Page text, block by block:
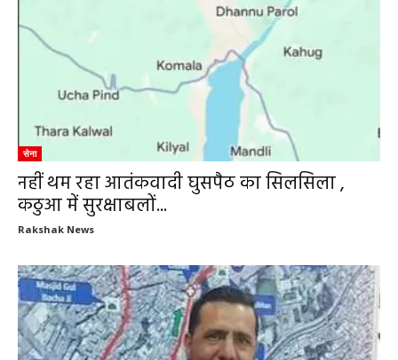
सेना
नहीं थम रहा आतंकवादी घुसपैठ का सिलसिला ,
कठुआ में सुरक्षाबलों...
Rakshak News